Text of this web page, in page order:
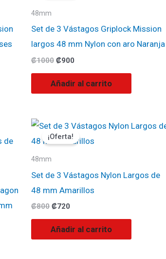
48mm
Set de 3 Vástagos Griplock Mission
largos 48 mm Nylon con aro Naranja
₡1000 ₡900
Añadir al carrito
¡Oferta!
48mm
Set de 3 Vástagos Nylon Largos de
48 mm Amarillos
₡800
El
precio
original
₡720
El
precio
actual
Añadir al carrito